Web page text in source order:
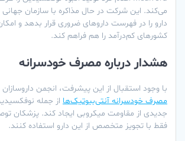
می‌کند. این شرکت در حال مذاکره با سازمان
دارو را در فهرست داروهای ضروری قرار بدهد و
کشورهای کم‌درآمد را هم فراهم کند.
هشدار درباره مصرف خودسرانه
با وجود استقبال از این پیشرفت، انجمن داروسازان
مصرف خودسرانه آنتی‌بیوتیک‌ها از جمله
جدیدی از مقاومت میکروبی ایجاد کند. پزشکان
فقط با تجویز متخصص از این دارو استفاده کنند.